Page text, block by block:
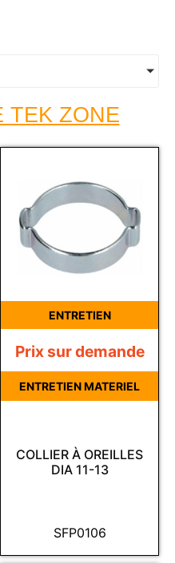
TEK ZONE
ENTRETIEN
SFP0106
COLLIER À OREILLES
DIA 11-13
Prix sur demande
ENTRETIEN MATERIEL